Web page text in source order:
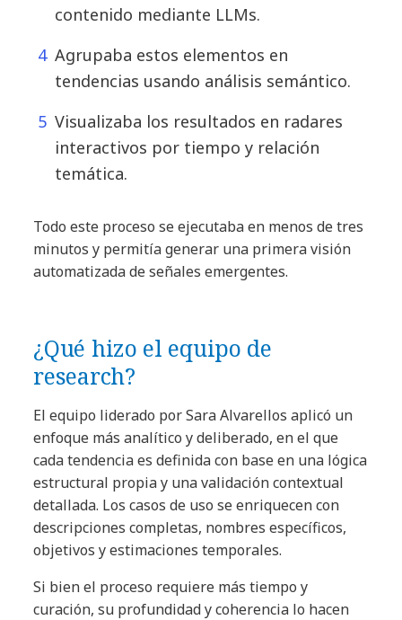
contenido mediante LLMs.
Agrupaba estos elementos en
tendencias usando análisis semántico.
Visualizaba los resultados en radares
interactivos por tiempo y relación
temática.
Todo este proceso se ejecutaba en menos de tres
minutos y permitía generar una primera visión
automatizada de señales emergentes.
¿Qué hizo el equipo de
research?
El equipo liderado por Sara Alvarellos aplicó un
enfoque más analítico y deliberado, en el que
cada tendencia es definida con base en una lógica
estructural propia y una validación contextual
detallada. Los casos de uso se enriquecen con
descripciones completas, nombres específicos,
objetivos y estimaciones temporales.
Si bien el proceso requiere más tiempo y
curación, su profundidad y coherencia lo hacen